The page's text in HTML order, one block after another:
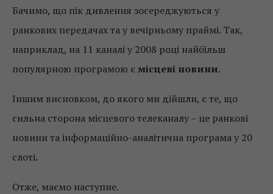
Бачимо, що пік дивлення зосереджуються у
ранкових передачах та у вечірньому праймі. Так,
наприклад, на 11 каналі у 2008 році найбільш
популярною програмою є місцеві новини.
Іншим висновком, до якого ми дійшли, є те, що
сильна сторона місцевого телеканалу – це ранкові
новини та інформаційно-аналітична програма у 20
слоті.
Отже, маємо наступне.